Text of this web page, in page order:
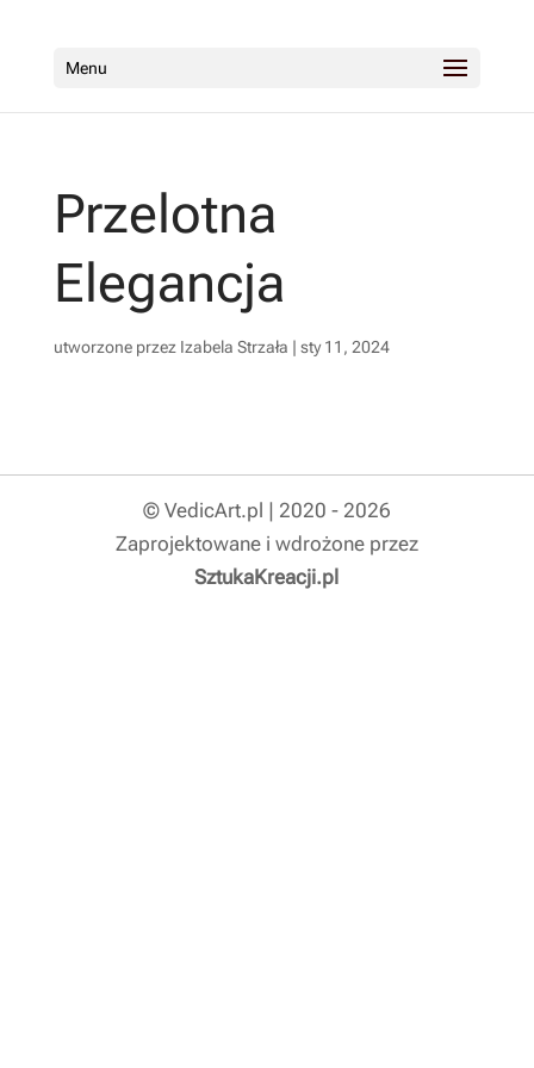
Menu
Przelotna
Elegancja
utworzone przez Izabela Strzała | sty 11, 2024
© VedicArt.pl | 2020 - 2026
Zaprojektowane i wdrożone przez
SztukaKreacji.pl